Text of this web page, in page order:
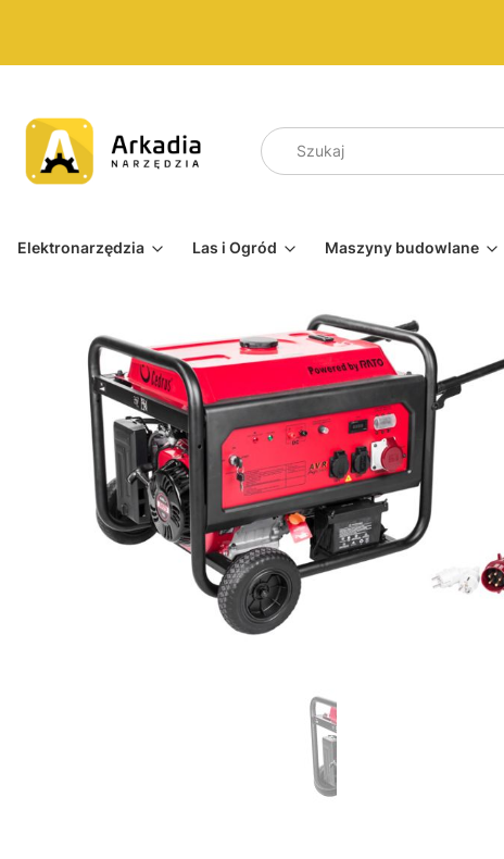
Elektronarzędzia Las i Ogród Maszyny budowlane